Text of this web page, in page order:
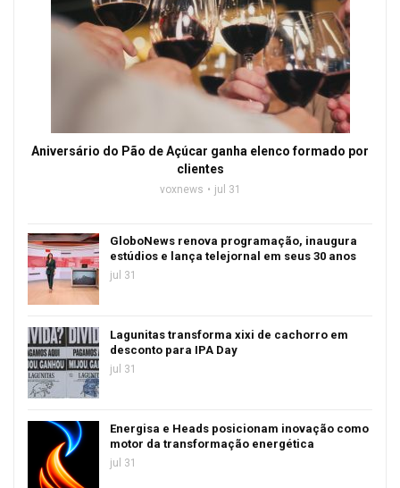
Aniversário do Pão de Açúcar ganha elenco formado por
clientes
voxnews jul 31
GloboNews renova programação, inaugura
estúdios e lança telejornal em seus 30 anos
jul 31
Lagunitas transforma xixi de cachorro em
desconto para IPA Day
jul 31
Energisa e Heads posicionam inovação como
motor da transformação energética
jul 31